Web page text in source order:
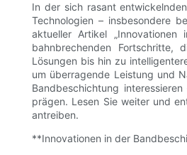
In der sich rasant
Technologien – insbesondere
aktueller Artikel
bahnbrechenden Fortschritte,
Lösungen bis hin zu
um überragende Leistung und
Bandbeschichtung
prägen. Lesen Sie weiter und
antreiben.
**Innovationen in der